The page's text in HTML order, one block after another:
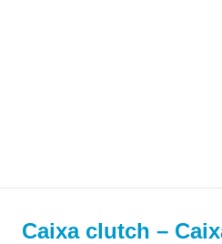
Caixa clutch –